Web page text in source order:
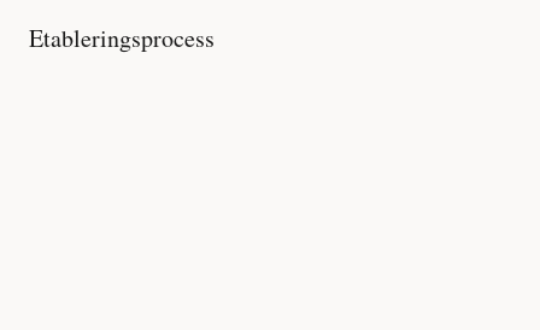
Etableringsprocess